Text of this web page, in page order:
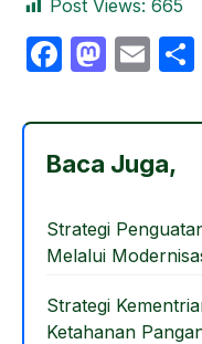
Post Views: 665
F
c
e
o
o
k
M
st
o
o
n
E
ail
Baca Juga,
Strategi
Melalui
Strategi
Ketahanan